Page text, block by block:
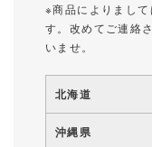
※商品によりまし
す。改めてご連絡
いませ。
北海道
沖縄県